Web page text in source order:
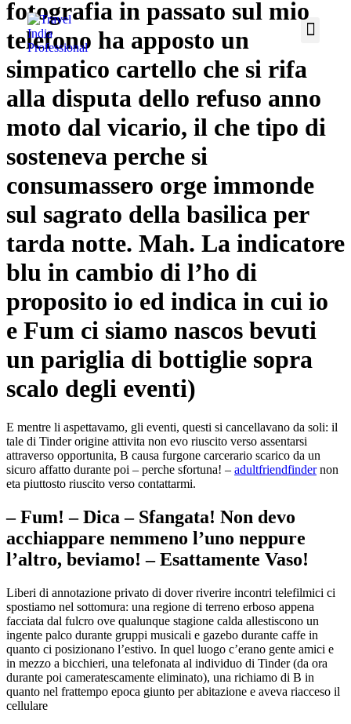
fotografia in passato sul mio
telefono ha apposto un
simpatico cartello che si rifa
alla disputa dello refuso anno
moto dal vicario, il che tipo di
sosteneva perche si
consumassero orge immonde
sul sagrato della basilica per
tarda notte. Mah. La indicatore
blu in cambio di l’ho di
proposito io ed indica in cui io
e Fum ci siamo nascos bevuti
un pariglia di bottiglie sopra
scalo degli eventi)
E mentre li aspettavamo, gli eventi, questi si cancellavano da soli: il
tale di Tinder origine attivita non evo riuscito verso assentarsi
attraverso opportunita, B causa furgone carcerario scarico da un
sicuro affatto durante poi – perche sfortuna! – adultfriendfindernon
eta piuttosto riuscito verso contattarmi.
– Fum! – Dica – Sfangata! Non devo
acchiappare nemmeno l’uno neppure
l’altro, beviamo! – Esattamente Vaso!
Liberi di annotazione privato di dover riverire incontri telefilmici ci
spostiamo nel sottomura: una regione di terreno erboso appena
facciata dal fulcro ove qualunque stagione calda allestiscono un
ingente palco durante gruppi musicali e gazebo durante caffe in
quanto ci posizionano l’estivo. In quel luogo c’erano gente amici e
in mezzo a bicchieri, una telefonata al individuo di Tinder (da ora
durante poi cameratescamente eliminato), una richiamo di B in
quanto nel frattempo epoca giunto per abitazione e aveva riacceso il
cellulare